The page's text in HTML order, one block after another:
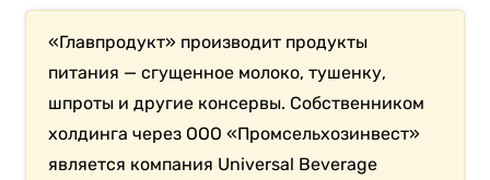
«Главпродукт» производит продукты
питания — сгущенное молоко, тушенку,
шпроты и другие консервы. Собственником
холдинга через ООО «Промсельхозинвест»
является компания Universal Beverage